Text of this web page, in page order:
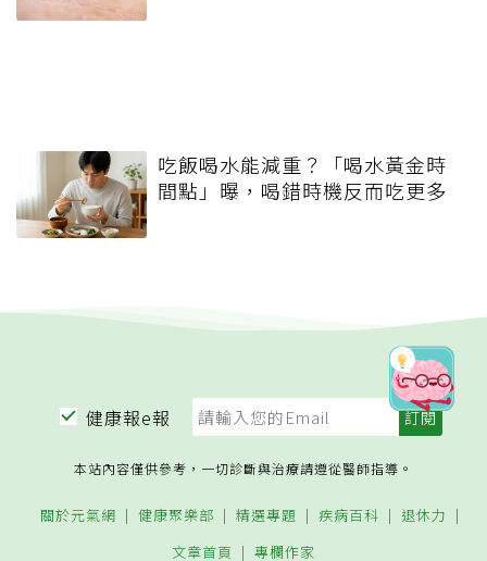
吃飯喝水能減重？「喝水黃金時
間點」曝，喝錯時機反而吃更多
健康報e報
本站內容僅供參考，一切診斷與治療請遵從醫師指導。
關於元氣網 健康聚樂部 精選專題 疾病百科
退休力
文章首頁
專欄作家